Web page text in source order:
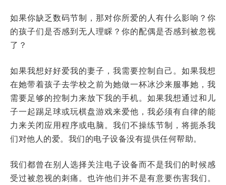
如果你缺乏数码节制，那对你所爱的人有什么影响？你
的孩子们是否感到无人理睬？你的配偶是否感到被忽视
了？
如果我想好好爱我的妻子，我需要控制自己。如果我想
在她带着孩子去学校之前为她做一杯冰沙来服事她，我
需要足够的控制力来放下我的手机。如果我想通过和儿
子一起踢足球或玩棋盘游戏来爱他，我必须有自律的能
力来关闭应用程序或电脑。我们不操练节制，将扼杀我
们对他人的爱。我们的电子设备没有提供任何帮助。
我们都曾在别人选择关注电子设备而不是我们的时候感
受过被忽视的刺痛。也许他们并不是有意要伤害我们。